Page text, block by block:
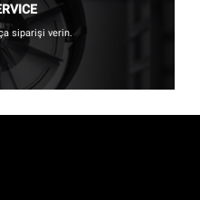
siparişi verin.